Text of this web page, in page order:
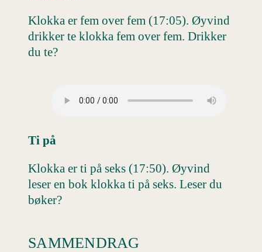
Klokka er fem over fem (17:05). Øyvind
drikker te klokka fem over fem. Drikker
du te?
Ti på
Klokka er ti på seks (17:50). Øyvind
leser en bok klokka ti på seks. Leser du
bøker?
SAMMENDRAG